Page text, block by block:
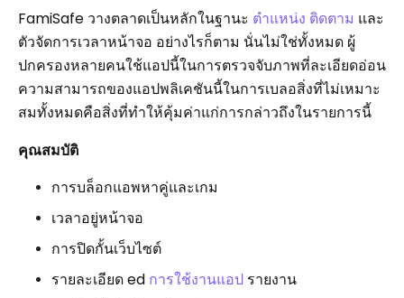
FamiSafe วางตลาดเป็นหลักในฐานะ ตำแหน่ง ติดตาม และ
ตัวจัดการเวลาหน้าจอ อย่างไรก็ตาม นั่นไม่ใช่ทั้งหมด ผู้
ปกครองหลายคนใช้แอปนี้ในการตรวจจับภาพที่ละเอียดอ่อน
ความสามารถของแอปพลิเคชันนี้ในการเบลอสิ่งที่ไม่เหมาะ
สมทั้งหมดคือสิ่งที่ทำให้คุ้มค่าแก่การกล่าวถึงในรายการนี้
คุณสมบัติ
การบล็อกแอพหาคู่และเกม
เวลาอยู่หน้าจอ
การปิดกั้นเว็บไซต์
รายละเอียด ed การใช้งานแอป รายงาน